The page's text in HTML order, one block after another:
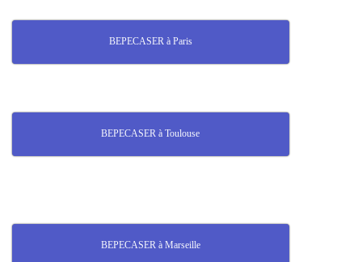
BEPECASER à Paris
BEPECASER à Toulouse
BEPECASER à Marseille